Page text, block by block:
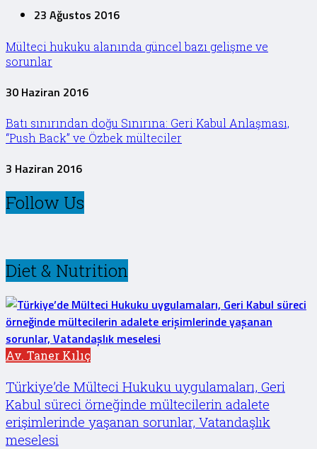
23 Ağustos 2016
Mülteci hukuku alanında güncel bazı gelişme ve
sorunlar
30 Haziran 2016
Batı sınırından doğu Sınırına: Geri Kabul Anlaşması,
“Push Back” ve Özbek mülteciler
3 Haziran 2016
Follow Us
Diet & Nutrition
Av. Taner Kılıç
Türkiye’de Mülteci Hukuku uygulamaları, Geri
Kabul süreci örneğinde mültecilerin adalete
erişimlerinde yaşanan sorunlar, Vatandaşlık
meselesi